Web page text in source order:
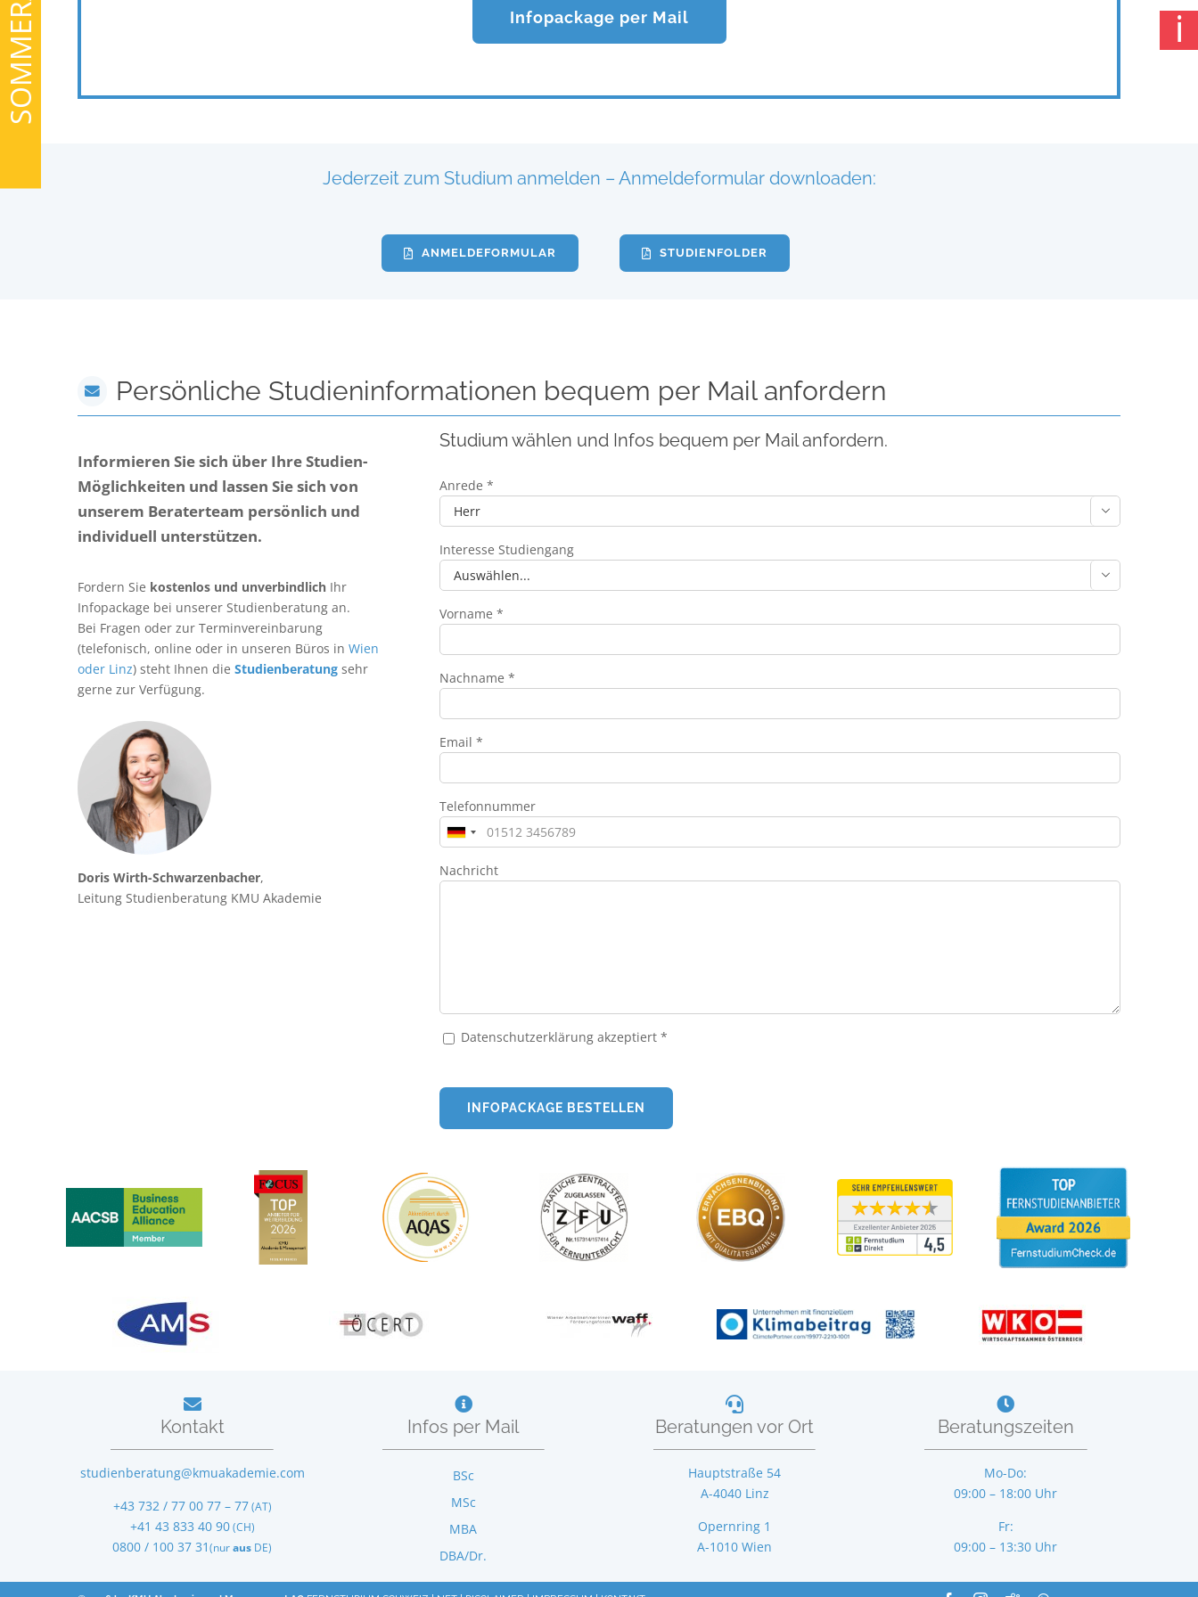
Infopackage per Mail
Jederzeit zum Studium anmelden – Anmeldeformular downloaden:
ANMELDEFORMULAR STUDIENFOLDER
Persönliche Studieninformationen bequem per Mail anfordern
Informieren Sie sich über Ihre Studien-
Möglichkeiten und lassen Sie sich von
unserem Beraterteam persönlich und
individuell unterstützen.
Fordern Sie kostenlos und unverbindlichIhr
Infopackage bei unserer Studienberatung an.
Bei Fragen oder zur Terminvereinbarung
(telefonisch, online oder in unseren Büros in Wien
oder Linz) steht Ihnen die Studienberatung sehr
gerne zur Verfügung.
Doris Wirth-Schwarzenbacher,
Leitung Studienberatung KMU Akademie
Studium wählen und Infos bequem per Mail anfordern.
Anrede *

Interesse Studiengang

Vorname *
Nachname *
Email *
Telefonnummer
Nachricht
Datenschutzerklärung akzeptiert *
Kontakt
studienberatung@kmuakademie.com
+43 732 / 77 00 77 – 77(AT)
+41 43 833 40 90(CH)
0800 / 100 37 31(nuraus DE)
Infos per Mail
BSc
MSc
MBA
DBA/Dr.
Beratungen vor Ort
Hauptstraße 54
A-4040 Linz
Opernring 1
A-1010 Wien
Beratungszeiten
Mo-Do:
09:00 – 18:00 Uhr
Fr:
09:00 – 13:30 Uhr
ℹ